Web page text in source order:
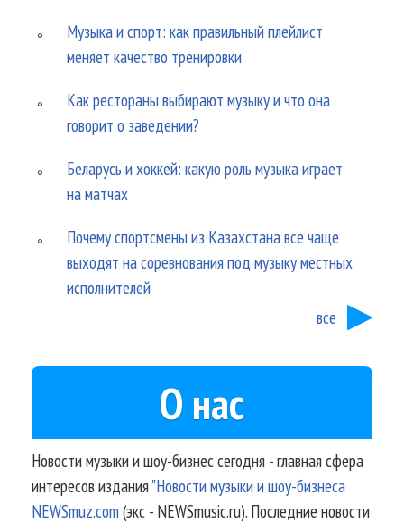
Музыка и спорт: как правильный плейлист
меняет качество тренировки
Как рестораны выбирают музыку и что она
говорит о заведении?
Беларусь и хоккей: какую роль музыка играет
на матчах
Почему спортсмены из Казахстана все чаще
выходят на соревнования под музыку местных
исполнителей
все
О нас
Новости музыки и шоу-бизнес сегодня - главная сфера
интересов издания"Новости музыки и шоу-бизнеса
NEWSmuz.com(экс - NEWSmusic.ru). Последние новости